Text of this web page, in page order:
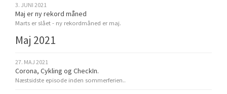
3. JUNI 2021
Maj er ny rekord måned
Marts er slået - ny rekordmåned er maj.
Maj 2021
27. MAJ 2021
Corona, Cykling og CheckIn.
Næstsidste episode inden sommerferien..